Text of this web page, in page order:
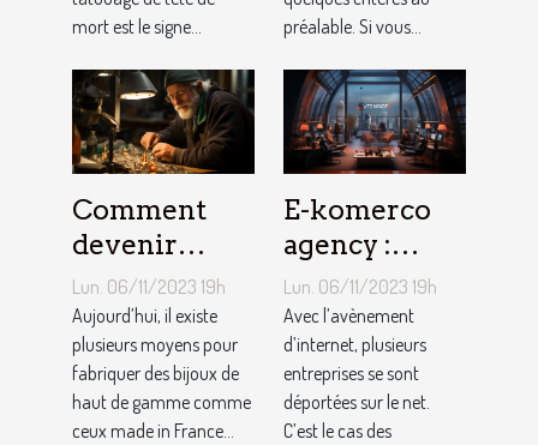
mort est le signe...
préalable. Si vous...
Comment
devenir
bijoutier-
joaillier ?
Lun. 06/11/2023 19h
Aujourd’hui, il existe
plusieurs moyens pour
fabriquer des bijoux de
haut de gamme comme
ceux made in France...
E-komerco
agency :
qu’est-ce que
c’est ?
Lun. 06/11/2023 19h
Avec l’avènement
d’internet, plusieurs
entreprises se sont
déportées sur le net.
C’est le cas des